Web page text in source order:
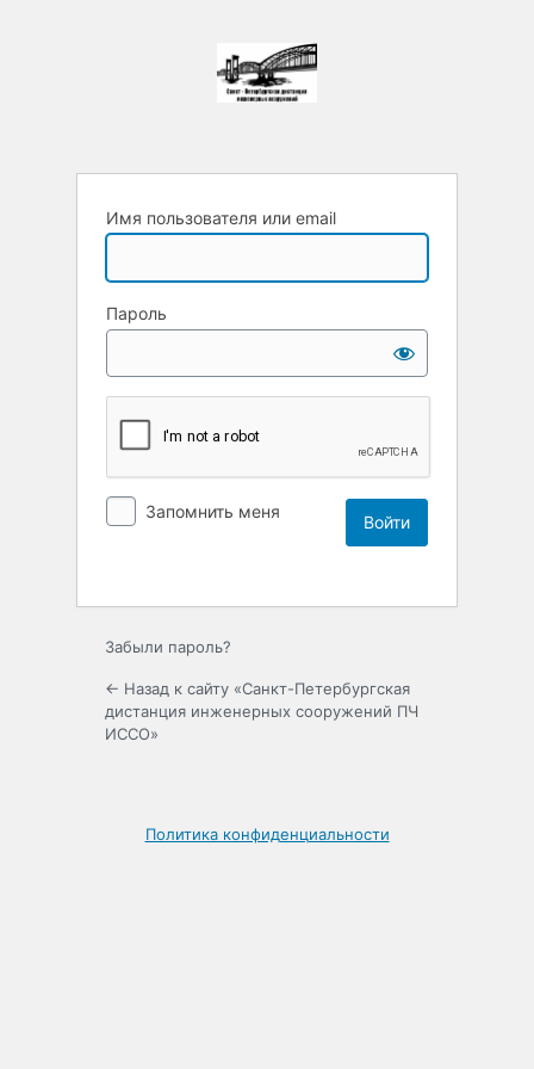
Имя пользователя или email
Пароль
Запомнить меня
Забыли пароль?
← Назад к сайту «Санкт-Петербургская
дистанция инженерных сооружений ПЧ
ИССО»
Политика конфиденциальности